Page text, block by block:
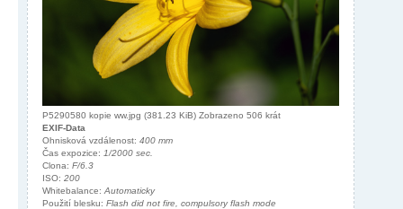
P5290580 kopie ww.jpg (381.23 KiB) Zobrazeno 506 krát
EXIF-Data
Ohnisková vzdálenost: 400 mm
Čas expozice: 1/2000 sec.
Clona: F/6.3
ISO: 200
Whitebalance: Automaticky
Použití blesku: Flash did not fire, compulsory flash mode